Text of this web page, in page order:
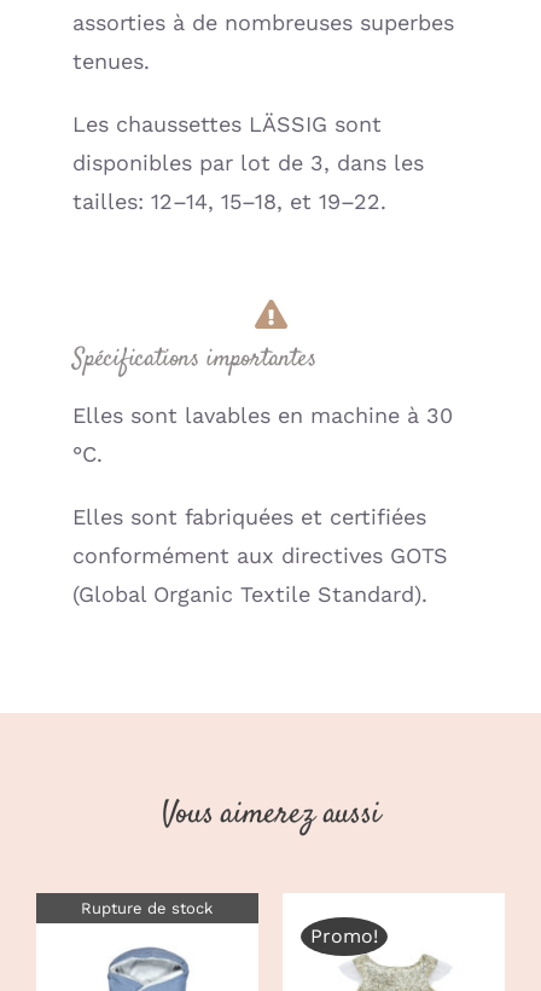
assorties à de nombreuses superbes
tenues.
Les chaussettes LÄSSIG sont
disponibles par lot de 3, dans les
tailles: 12–14, 15–18, et 19–22.
Spécifications importantes
Elles sont lavables en machine à 30
°C.
Elles sont fabriquées et certifiées
conformément aux directives GOTS
(Global Organic Textile Standard).
Vous aimerez aussi
Rupture de stock
Promo!